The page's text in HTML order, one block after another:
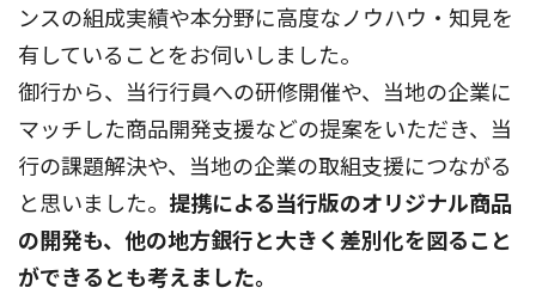
ンスの組成実績や本分野に高度なノウハウ・知見を
有していることをお伺いしました。
御行から、当行行員への研修開催や、当地の企業に
マッチした商品開発支援などの提案をいただき、当
行の課題解決や、当地の企業の取組支援につながる
と思いました。 提携による当行版のオリジナル商品
の開発も、他の地方銀行と大きく差別化を図ること
ができるとも考えました。